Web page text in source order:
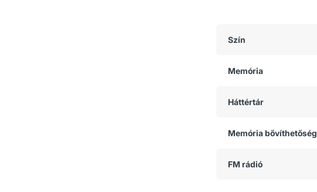
Szín
Memória
Háttértár
Memória bővíthetőség
FM rádió